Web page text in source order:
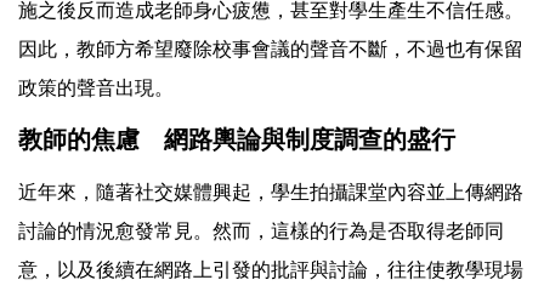
施之後反而造成老師身心疲憊，甚至對學生產生不信任感。
因此，教師方希望廢除校事會議的聲音不斷，不過也有保留
政策的聲音出現。
教師的焦慮 網路輿論與制度調查的盛行
近年來，隨著社交媒體興起，學生拍攝課堂內容並上傳網路
討論的情況愈發常見。然而，這樣的行為是否取得老師同
意，以及後續在網路上引發的批評與討論，往往使教學現場